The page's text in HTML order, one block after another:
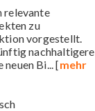
relevante
zu
vorgestellt.
nachhaltigere
neuen Bi... [mehr